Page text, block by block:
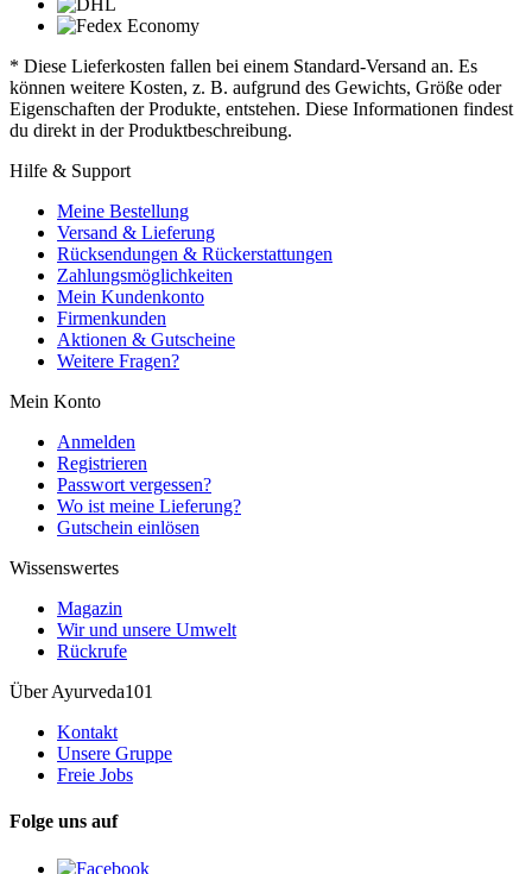
* Diese Lieferkosten fallen bei einem Standard-Versand an. Es
können weitere Kosten, z. B. aufgrund des Gewichts, Größe oder
Eigenschaften der Produkte, entstehen. Diese Informationen findest
du direkt in der Produktbeschreibung.
Hilfe & Support
Meine Bestellung
Versand & Lieferung
Rücksendungen & Rückerstattungen
Zahlungsmöglichkeiten
Mein Kundenkonto
Firmenkunden
Aktionen & Gutscheine
Weitere Fragen?
Mein Konto
Anmelden
Registrieren
Passwort vergessen?
Wo ist meine Lieferung?
Gutschein einlösen
Wissenswertes
Magazin
Wir und unsere Umwelt
Rückrufe
Über Ayurveda101
Kontakt
Unsere Gruppe
Freie Jobs
Folge uns auf